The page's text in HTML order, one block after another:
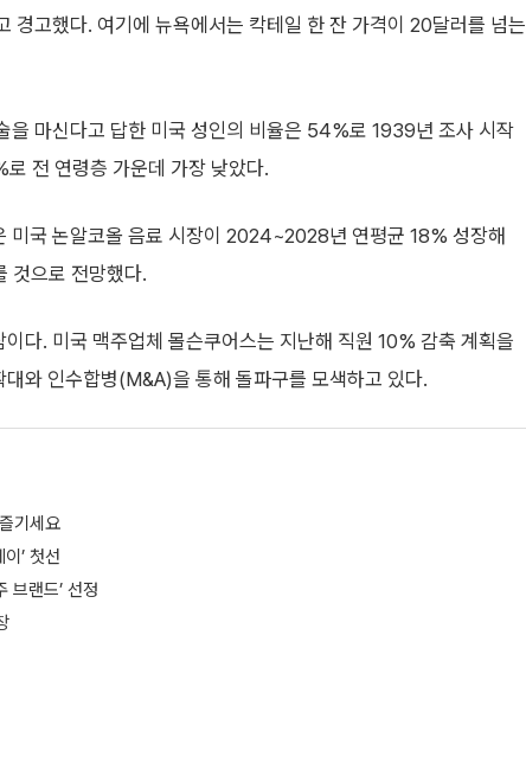
경고했다. 여기에 뉴욕에서는 칵테일 한 잔 가격이 20달러를 넘는
을 마신다고 답한 미국 성인의 비율은 54%로 1939년 조사 시작
전 연령층 가운데 가장 낮았다.
미국 논알코올 음료 시장이 2024~2028년 연평균 18% 성장해
것으로 전망했다.
다. 미국 맥주업체 몰슨쿠어스는 지난해 직원 10% 감축 계획을
와 인수합병(M&A)을 통해 돌파구를 모색하고 있다.
기세요
’ 첫선
브랜드’ 선정